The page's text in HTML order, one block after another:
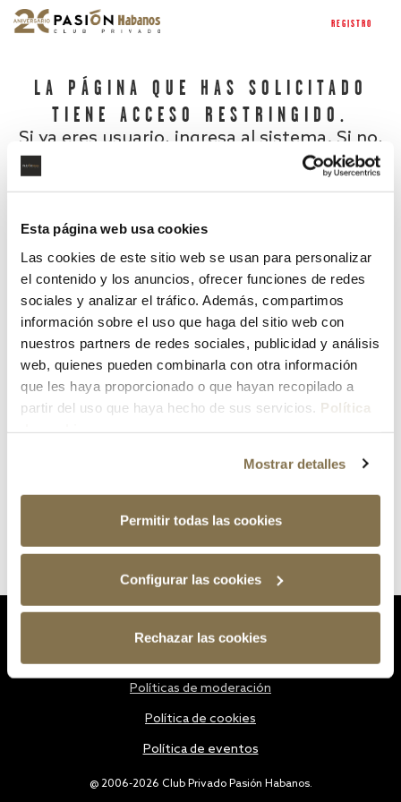
Esta página web usa cookies
Las cookies de este sitio web se usan para personalizar
el contenido y los anuncios, ofrecer funciones de redes
sociales y analizar el tráfico. Además, compartimos
información sobre el uso que haga del sitio web con
nuestros partners de redes sociales, publicidad y análisis
web, quienes pueden combinarla con otra información
que les haya proporcionado o que hayan recopilado a
partir del uso que haya hecho de sus servicios. Política
Mostrar detalles
Permitir todas las cookies
Configurar las cookies
Rechazar las cookies
REGISTRO
LA PÁGINA QUE HAS SOLICITADO
TIENE ACCESO RESTRINGIDO.
Si ya eres usuario, ingresa al sistema. Si no,
¿Has olvidado tu contraseña?
@ 2006-2026 Club Privado Pasión Habanos.
Políticas de moderación
Política de cookies
Política de eventos